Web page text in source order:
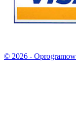
© 2026 -